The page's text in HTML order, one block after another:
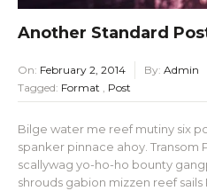
Another Standard
On: February 2, 2014 By: Admin
Tagged: Format , Post
Bilge water me reef mutiny six
spanker pinnace ahoy.
scallywag yo-ho-ho bounty
shrouds gabion mizzen reef sails